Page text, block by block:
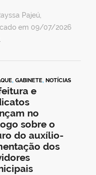
Pajeú,
em 09/07/2026
, GABINETE, NOTÍCIAS
e
no
sobre o
do auxílio-
dos